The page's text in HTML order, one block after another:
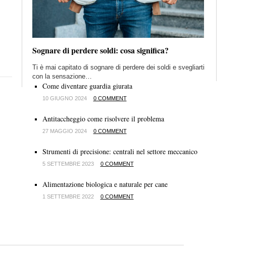
Sognare di perdere soldi: cosa significa?
Ti è mai capitato di sognare di perdere dei soldi e svegliarti
con la sensazione…
Come diventare guardia giurata
10 GIUGNO 2024 0 COMMENT
Antitaccheggio come risolvere il problema
27 MAGGIO 2024 0 COMMENT
Strumenti di precisione: centrali nel settore meccanico
5 SETTEMBRE 2023 0 COMMENT
Alimentazione biologica e naturale per cane
1 SETTEMBRE 2022 0 COMMENT